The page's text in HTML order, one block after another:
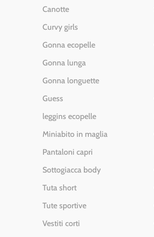
Canotte
Curvy girls
Gonna ecopelle
Gonna lunga
Gonna longuette
Guess
leggins ecopelle
Miniabito in maglia
Pantaloni capri
Sottogiacca body
Tuta short
Tute sportive
Vestiti corti